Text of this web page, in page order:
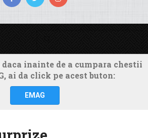
inainte de a cumpara chestii
ai da click pe acest buton:
EMAG